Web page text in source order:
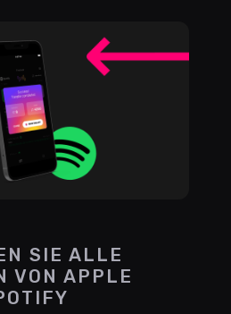
SIE ALLE
VON APPLE